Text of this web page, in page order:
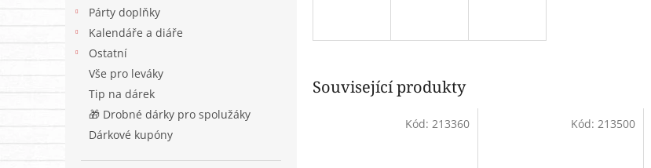
Párty doplňky
Kalendáře a diáře
Ostatní
Vše pro leváky
Tip na dárek
🎁 Drobné dárky pro spolužáky
Dárkové kupóny
Související produkty
Kód: 213360 Kód: 213500